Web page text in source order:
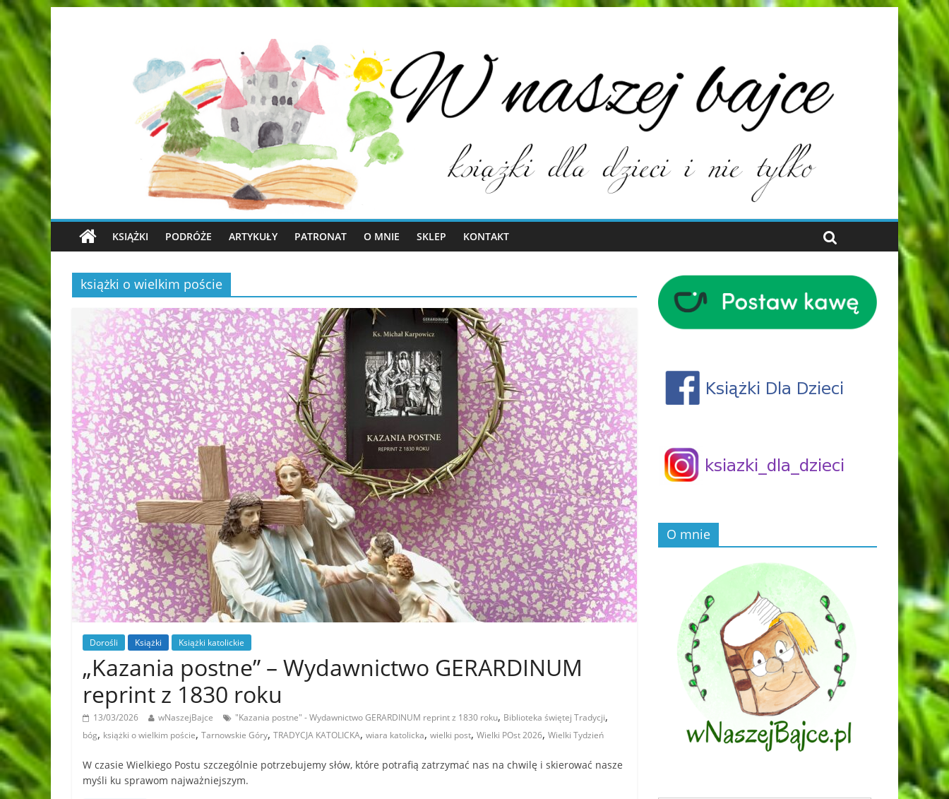
KSIĄŻKI PODRÓŻE ARTYKUŁY PATRONAT O MNIE SKLEP KONTAKT
książki o wielkim poście
Dorośli Książki Książki katolickie
„Kazania postne” – Wydawnictwo GERARDINUM
reprint z 1830 roku
13/03/2026 wNaszejBajce "Kazania postne" - Wydawnictwo GERARDINUM reprint z 1830 roku, Biblioteka świętej Tradycji,
bóg, książki o wielkim poście, Tarnowskie Góry, TRADYCJA KATOLICKA, wiara katolicka, wielki post, Wielki POst 2026, Wielki Tydzień
W czasie Wielkiego Postu szczególnie potrzebujemy słów, które potrafią zatrzymać nas na chwilę i skierować nasze
myśli ku sprawom najważniejszym.
O mnie